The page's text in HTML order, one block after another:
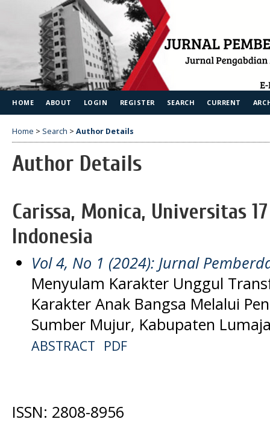
HOME ABOUT LOGIN REGISTER SEARCH CURRENT
Home > Search > Author Details
Author Details
Carissa, Monica, Universitas
Indonesia
Vol 4, No 1 (2024): Jurnal
Menyulam Karakter Unggul
Karakter Anak Bangsa Melalui
Sumber Mujur, Kabupaten
ABSTRACT PDF
ISSN: 2808-8956